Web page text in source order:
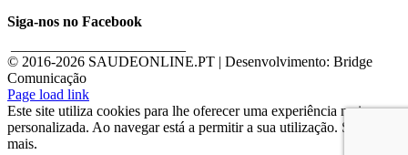
Siga-nos no Facebook
© 2016-2026 SAUDEONLINE.PT | Desenvolvimento: Bridge
Comunicação
Page load link
Este site utiliza cookies para lhe oferecer uma experiência mais
personalizada. Ao navegar está a permitir a sua utilização. Saber
mais.